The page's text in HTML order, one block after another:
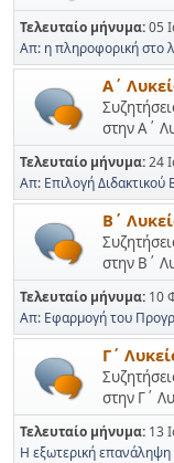
Τελευταίο μήνυμα:05
Απ: η πληροφορική στο
Α΄
στην Α΄
Τελευταίο μήνυμα:24
Απ: Επιλογή Διδακτικού
Β΄
στην Β΄
Τελευταίο μήνυμα: 10
Απ: Εφαρμογή του
Γ΄
στην Γ΄
Τελευταίο μήνυμα: 13
Η εξωτερική επανάληψη